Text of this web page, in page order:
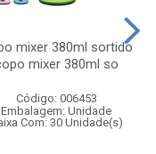
mixer 380ml sortido
mixer 380ml so
Código: 006453
Embalagem: Unidade
Com: 30 Unidade(s)